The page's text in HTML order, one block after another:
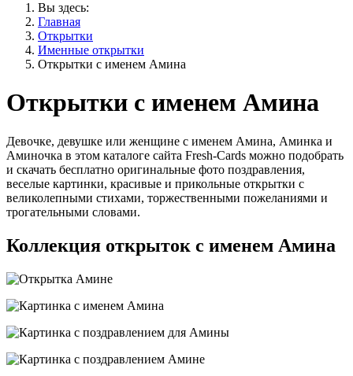
Вы здесь:
Главная
Открытки
Именные открытки
Открытки с именем Амина
Открытки с именем Амина
Девочке, девушке или женщине с именем Амина, Аминка и
Аминочка в этом каталоге сайта Fresh-Cards можно подобрать
и скачать бесплатно оригинальные фото поздравления,
веселые картинки, красивые и прикольные открытки с
великолепными стихами, торжественными пожеланиями и
трогательными словами.
Коллекция открыток с именем Амина